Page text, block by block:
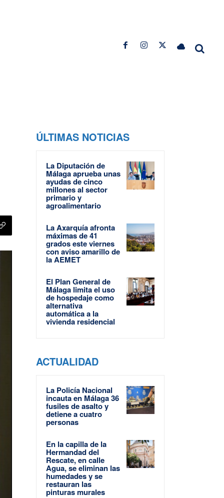
ÚLTIMAS NOTICIAS
La Diputación de
Málaga aprueba unas
ayudas de cinco
millones al sector
primario y
agroalimentario
La Axarquía afronta
máximas de 41
grados este viernes
con aviso amarillo de
la AEMET
El Plan General de
Málaga limita el uso
de hospedaje como
alternativa
automática a la
vivienda residencial
ACTUALIDAD
La Policía Nacional
incauta en Málaga 36
fusiles de asalto y
detiene a cuatro
personas
En la capilla de la
Hermandad del
Rescate, en calle
Agua, se eliminan las
humedades y se
restauran las
pinturas murales